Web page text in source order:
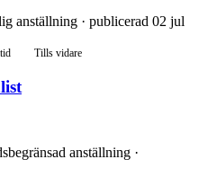
anställning · publicerad 02 jul
Tills vidare
anställning ·